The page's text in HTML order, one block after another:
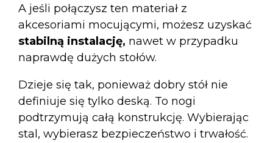
A jeśli połączysz ten materiał z
akcesoriami mocującymi, możesz uzyskać
stabilną instalację, nawet w przypadku
naprawdę dużych stołów.
Dzieje się tak, ponieważ dobry stół nie
definiuje się tylko deską. To nogi
podtrzymują całą konstrukcję. Wybierając
stal, wybierasz bezpieczeństwo i trwałość.